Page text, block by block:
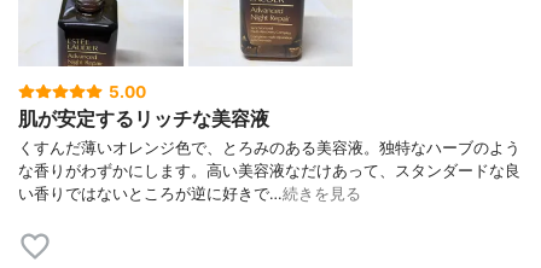
5.00
肌が安定するリッチな美容液
くすんだ薄いオレンジ色で、とろみのある美容液。独特なハーブのよう
な香りがわずかにします。高い美容液なだけあって、スタンダードな良
い香りではないところが逆に好きで…続きを見る